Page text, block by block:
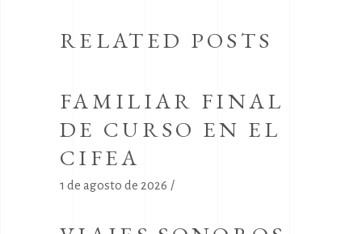
RELATED POSTS
FAMILIAR FINAL
DE CURSO EN EL
CIFEA
1 de agosto de 2026